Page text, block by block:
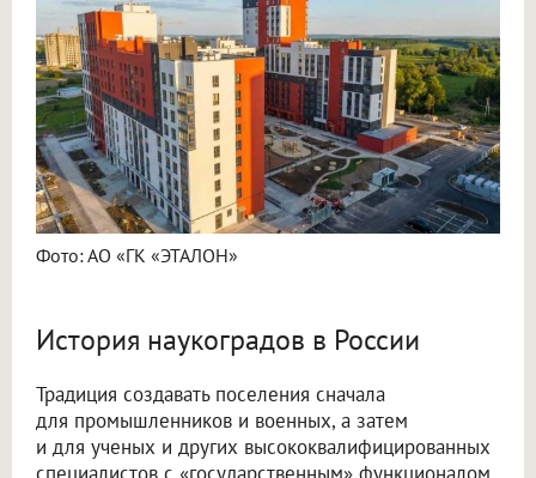
Фото: АО «ГК «ЭТАЛОН»
История наукоградов в России
Традиция создавать поселения сначала
для промышленников и военных, а затем
и для ученых и других высококвалифицированных